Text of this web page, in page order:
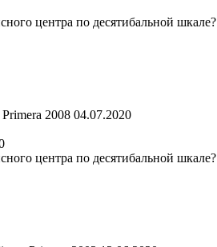
центра по десятибальной шкале?
2008 04.07.2020
центра по десятибальной шкале?